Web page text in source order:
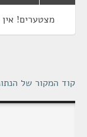
מצטערים! אין
קוד המקור של